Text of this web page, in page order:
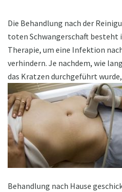
Die Behandlung nach der
toten Schwangerschaft
Therapie, um eine Infektion
verhindern. Je nachdem, wie
das Kratzen durchgeführt wurde,
Behandlung nach Hause